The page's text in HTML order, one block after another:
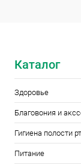
Каталог
Здоровье
Благовония и
Гигиена полости
Питание